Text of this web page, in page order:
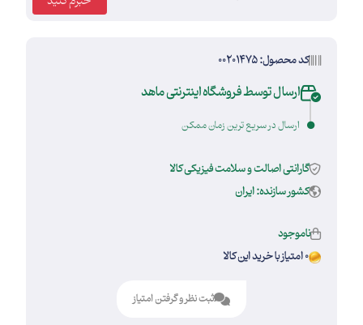
کد محصول: 00201475
ارسال توسط فروشگاه اینترنتی ماهد
ارسال در سریع ترین زمان ممکن
گارانتی اصالت و سلامت فیزیکی کالا
کشور سازنده: ایران
ناموجود
0 امتیاز با خرید این کالا
ثبت نظر و گرفتن امتیاز